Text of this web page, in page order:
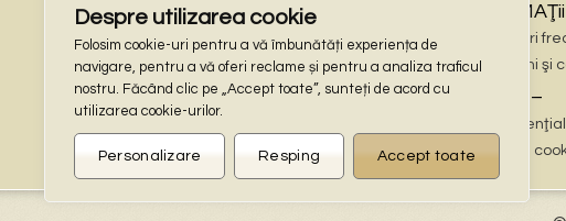
Despre utilizarea cookie
Folosim cookie-uri pentru a vă îmbunătăți experiența de
navigare, pentru a vă oferi reclame și pentru a analiza traficul
nostru. Făcând clic pe „Accept toate”, sunteți de acord cu
utilizarea cookie-urilor.
Personalizare Resping Accept toate
Tel: (+40) 721 695 473
Tel: (+40) 748 862 997
Adresa de email
stalpisorisistatuete@gmail.com
Locaţie GPS
ℹ️ –
Întrebări
Termeni şi
🔒 – LEGAL –
Politica